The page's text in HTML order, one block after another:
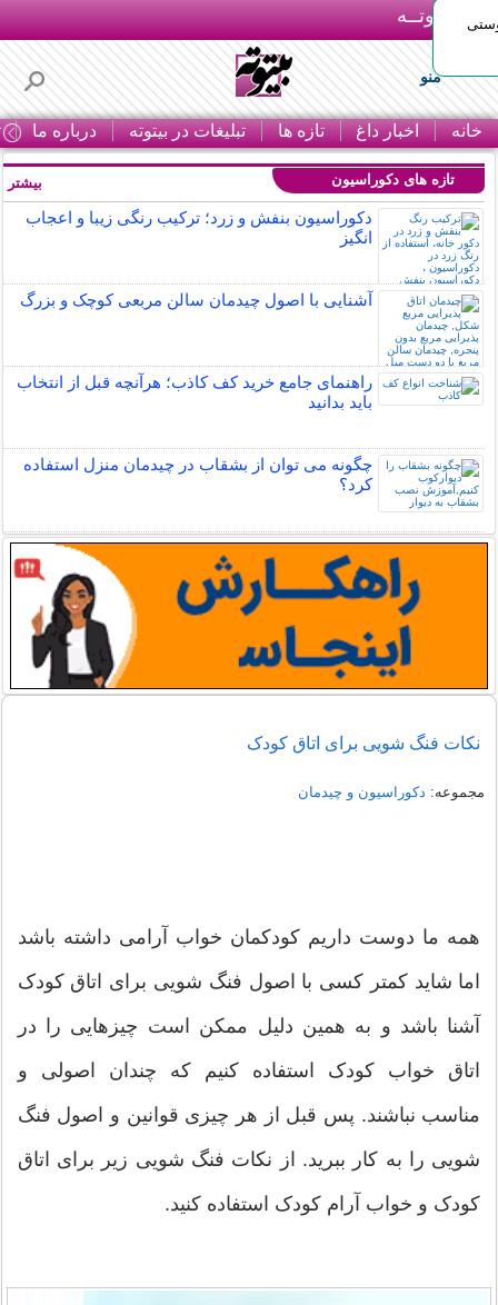
بـیتوتــه
منو
خانه اخبار داغ تازه ها تبلیغات در بیتوته درباره ما
تازه های دکوراسیون
دکوراسیون بنفش و زرد؛ ترکیب رنگی زیبا و اعجاب
انگیز
آشنایی با اصول چیدمان سالن مربعی کوچک و بزرگ
راهنمای جامع خرید کف کاذب؛ هرآنچه قبل از انتخاب
باید بدانید
چگونه می توان از بشقاب در چیدمان منزل استفاده
کرد؟
بیشتر
نکات فنگ شویی برای اتاق کودک
مجموعه: دکوراسیون و چیدمان
همه ما دوست داریم کودکمان خواب آرامی داشته باشد
اما شاید کمتر کسی با اصول فنگ شویی برای اتاق کودک
آشنا باشد و به همین دلیل ممکن است چیزهایی را در
اتاق خواب کودک استفاده کنیم که چندان اصولی و
مناسب نباشند. پس قبل از هر چیزی قوانین و اصول فنگ
شویی را به کار ببرید. از نکات فنگ شویی زیر برای اتاق
کودک و خواب آرام کودک استفاده کنید.